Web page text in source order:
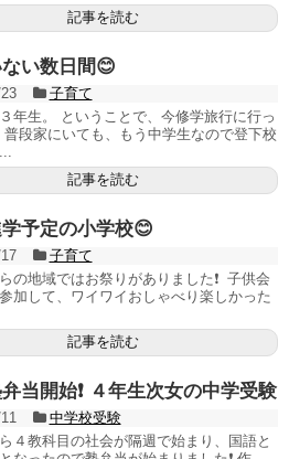
記事を読む
い数日間😊
子育て
年生。 ということで、今修学旅行に行っ
段家にいても、もう中学生なので登下校
記事を読む
予定の小学校😊
子育て
の地域ではお祭りがありました❗️ 子供会
加して、ワイワイおしゃべり楽しかった
記事を読む
当開始❗️ ４年生次女の中学受験
中学校受験
４教科目の社会が隔週で始まり、国語と